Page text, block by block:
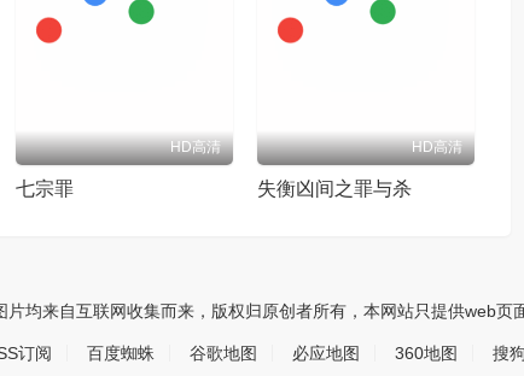
HD高清
七宗罪
HD高清
失衡凶间之罪与杀
均来自互联网收集而来，版权归原创者所有，本网站只提供web页
订阅 百度蜘蛛 谷歌地图 必应地图 360地图 搜